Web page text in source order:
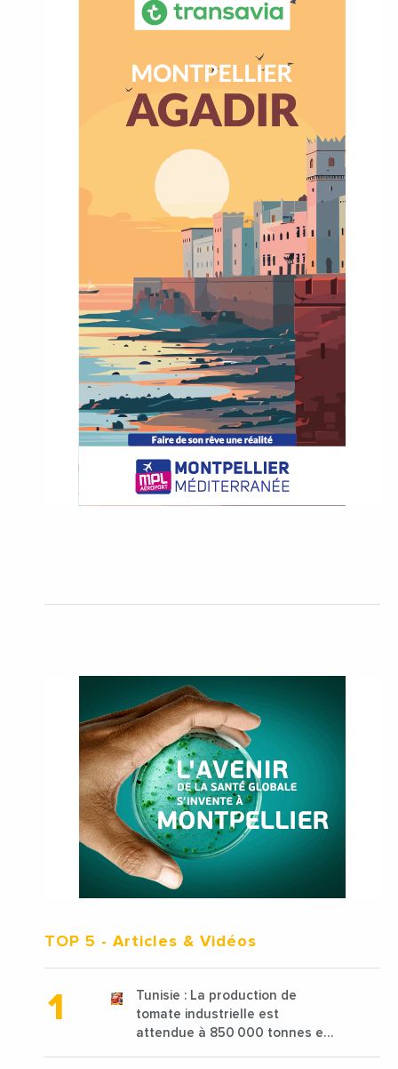
TOP 5 - Articles & Vidéos
Tunisie : La production de
tomate industrielle est
attendue à 850 000 tonnes en